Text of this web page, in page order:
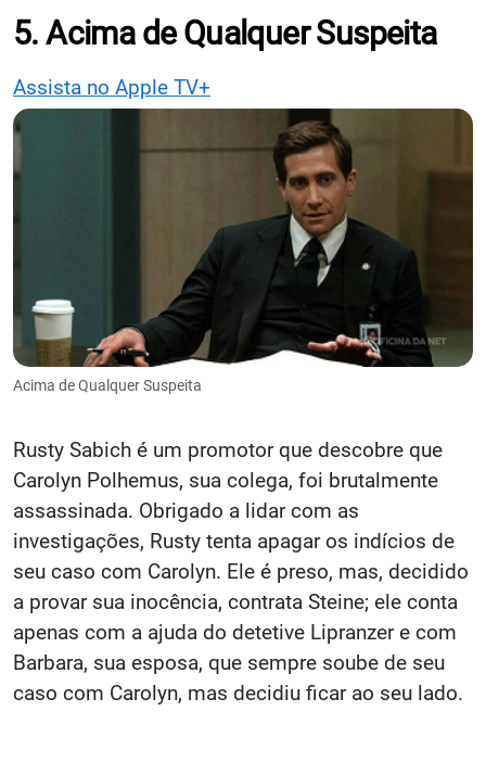
5. Acima de Qualquer Suspeita
Assista no Apple TV+
Acima de Qualquer Suspeita
Rusty Sabich é um promotor que descobre que
Carolyn Polhemus, sua colega, foi brutalmente
assassinada. Obrigado a lidar com as
investigações, Rusty tenta apagar os indícios de
seu caso com Carolyn. Ele é preso, mas, decidido
a provar sua inocência, contrata Steine; ele conta
apenas com a ajuda do detetive Lipranzer e com
Barbara, sua esposa, que sempre soube de seu
caso com Carolyn, mas decidiu ficar ao seu lado.